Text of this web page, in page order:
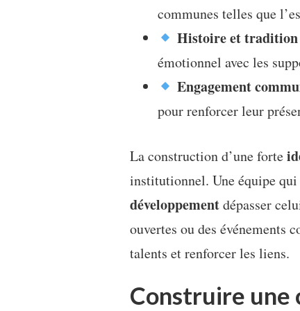
communes telles que
Histoire et
émotionnel avec les
Engagement
pour renforcer leur
La construction d’une forte
institutionnel. Une équipe qui
développementdépasser
ouvertes ou des événements
talents et renforcer les liens.
Construire une